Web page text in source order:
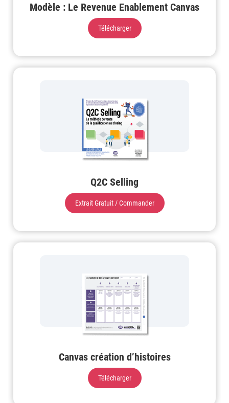
Modèle : Le Revenue Enablement Canvas
Télécharger
Q2C Selling
Extrait Gratuit / Commander
Canvas création d’histoires
Télécharger